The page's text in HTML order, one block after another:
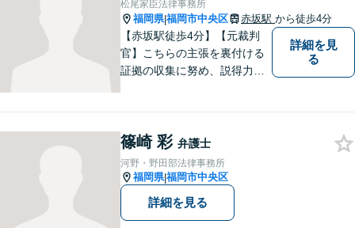
松尾家臣法律事務所
福岡県|福岡市中央区 赤坂駅 から徒歩4分
【赤坂駅徒歩4分】【元裁判
官】こちらの主張を裏付ける
証拠の収集に努め、説得力の
題など、幅広く対応します。
【休日対応可能】法律トラブ
ルでお悩みの方は、お気軽に
ご相談ください。
詳細を見
る
篠崎 彩 弁護士
河野・野田部法律事務所
福岡県|福岡市中央区
詳細を見る